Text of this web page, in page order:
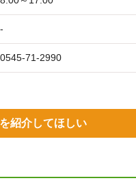
-
0545-71-2990
紹介してほしい